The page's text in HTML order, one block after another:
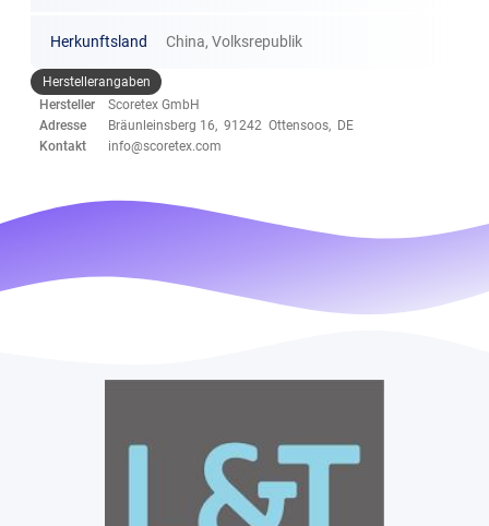
Herkunftsland China, Volksrepublik
Herstellerangaben
Hersteller
Scoretex GmbH
Adresse
Bräunleinsberg 16, 91242 Ottensoos, DE
Kontakt
info@scoretex.com